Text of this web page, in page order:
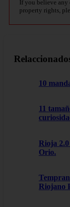
If you believe
property rights,
10
11
Rioja
Orio.
Riojano